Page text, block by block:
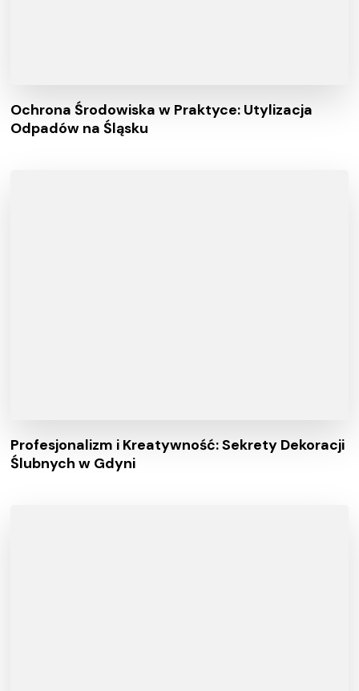
Ochrona Środowiska w Praktyce: Utylizacja
Odpadów na Śląsku
Profesjonalizm i Kreatywność: Sekrety Dekoracji
Ślubnych w Gdyni